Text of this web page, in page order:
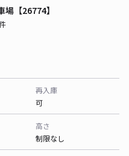
場【26774】
再入庫
可
高さ
制限なし